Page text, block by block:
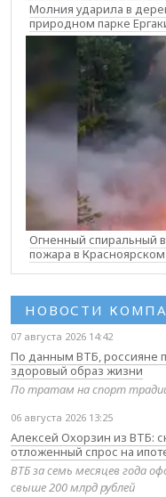
Молния ударила в
природном парке
Огненный спиральный
пожара в
НОВОСТИ
07 августа 2026 14:42
По данным ВТБ, россияне
здоровый образ жизни
По тратам на спорт
06 августа 2026 13:25
Алексей Охорзин из ВТБ:
отложенный спрос на
ВТБ за семь месяцев года
свыше 200 млрд рублей